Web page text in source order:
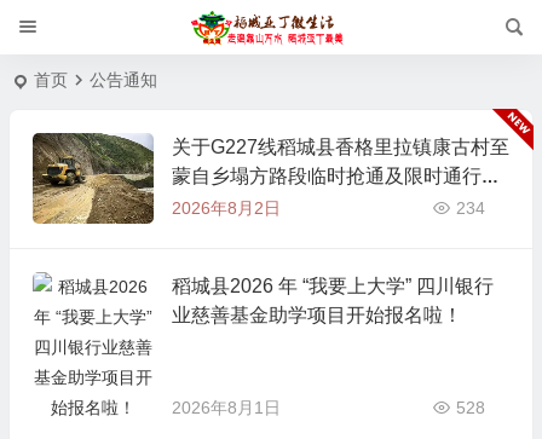
首页 公告通知
关于G227线稻城县香格里拉镇康古村至
蒙自乡塌方路段临时抢通及限时通行管
制的通告
2026年8月2日 234
稻城县2026 年 “我要上大学” 四川银行
业慈善基金助学项目开始报名啦！
2026年8月1日 528